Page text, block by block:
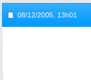
08/12/2005, 13h01